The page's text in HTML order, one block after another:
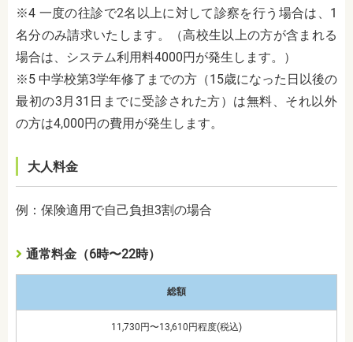
※4 一度の往診で2名以上に対して診察を行う場合は、1
名分のみ請求いたします。（高校生以上の方が含まれる
場合は、システム利用料4000円が発生します。）
※5 中学校第3学年修了までの方（15歳になった日以後の
最初の3月31日までに受診された方）は無料、それ以外
の方は4,000円の費用が発生します。
大人料金
例：保険適用で自己負担3割の場合
通常料金（6時〜22時）
総額
11,730円〜13,610円程度(税込)